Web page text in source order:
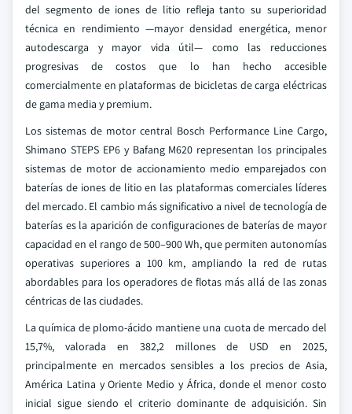
del segmento de iones de litio refleja tanto su superioridad
técnica en rendimiento —mayor densidad energética, menor
autodescarga y mayor vida útil— como las reducciones
progresivas de costos que lo han hecho accesible
comercialmente en plataformas de bicicletas de carga eléctricas
de gama media y premium.
Los sistemas de motor central Bosch Performance Line Cargo,
Shimano STEPS EP6 y Bafang M620 representan los principales
sistemas de motor de accionamiento medio emparejados con
baterías de iones de litio en las plataformas comerciales líderes
del mercado. El cambio más significativo a nivel de tecnología de
baterías es la aparición de configuraciones de baterías de mayor
capacidad en el rango de 500–900 Wh, que permiten autonomías
operativas superiores a 100 km, ampliando la red de rutas
abordables para los operadores de flotas más allá de las zonas
céntricas de las ciudades.
La química de plomo-ácido mantiene una cuota de mercado del
15,7%, valorada en 382,2 millones de USD en 2025,
principalmente en mercados sensibles a los precios de Asia,
América Latina y Oriente Medio y África, donde el menor costo
inicial sigue siendo el criterio dominante de adquisición. Sin